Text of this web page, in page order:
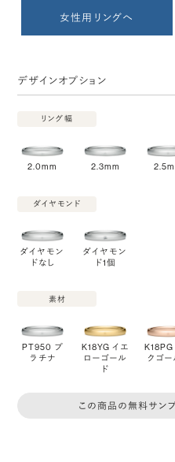
女性用リングへ
デザインオプション
リング幅
2.0mm 2.3mm
ダイヤモンド
ダイヤモン
ドなし
ダイヤモン
ド1個
素材
PT950 プ
ラチナ
K18YG イエ
ローゴール
ド
K18PG
クゴー
この商品の無料サン